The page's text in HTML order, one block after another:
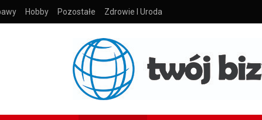
Hobby Pozostałe Zdrowie I Uroda